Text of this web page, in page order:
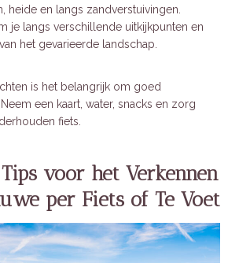
heide en langs zandverstuivingen.
je langs verschillende uitkijkpunten en
het gevarieerde landschap.
is het belangrijk om goed
een kaart, water, snacks en zorg
fiets.
voor het Verkennen
per Fiets of Te Voet